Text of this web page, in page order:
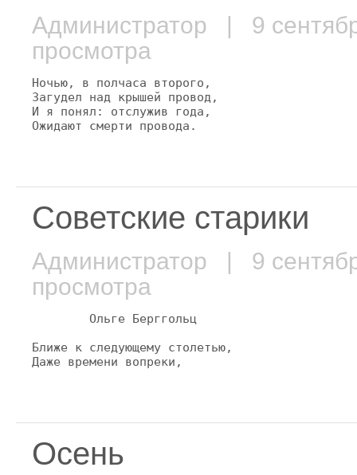
Администратор | 9
просмотра
Ночью, в полчаса второго,
Загудел над крышей провод,
И я понял: отслужив года,
Ожидают смерти провода.
Советские старики
Администратор | 9
просмотра
        Ольге Берггольц
Ближе к следующему столетью,
Даже времени вопреки,
Осень